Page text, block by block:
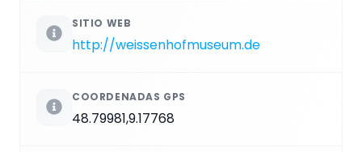
SITIO WEB
http://weissenhofmuseum.de
COORDENADAS GPS
48.79981,9.17768